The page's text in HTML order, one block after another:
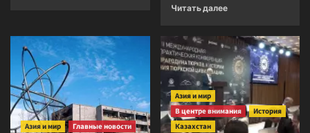
реформы
в
Кыргызстане
попали
контроль
США
Читать далееПрочитать
Министр
образования:
кыргызский
язык
с
американским
акцентом?
Азия и мир
Главные новости
Азия и мир
В центре внимания
История
Казахстан